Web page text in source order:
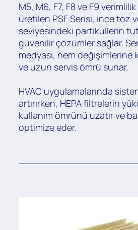
M5, M6, F7, F8 ve F9 verimlilik
üretilen PSF Serisi, ince toz
seviyesindeki partiküllerin
güvenilir çözümler sağlar.
medyası, nem değişimlerine
ve uzun servis ömrü sunar.
HVAC uygulamalarında
artırırken, HEPA filtrelerin
kullanım ömrünü uzatır ve
optimize eder.